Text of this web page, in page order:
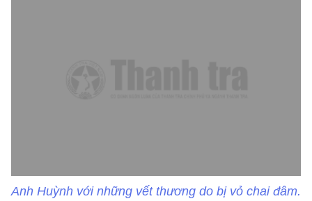
Anh Huỳnh với những vết thương do bị vỏ chai đâm.